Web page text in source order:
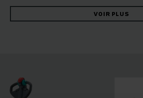
dans l’appareil permet une conception
plus compacte et rend les
camion. En combinaison avec le
recharge simple sur n’importe quelle
VOIR PLUS